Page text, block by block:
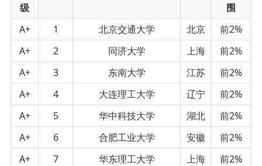
级
围
A+
1 北京交通大学 北京
前2%
A+
2 同济大学 上海
前2%
A+
3 东南大学 江苏
前2%
A+
4 大连理工大学 辽宁
前2%
A+
5 华中科技大学 湖北
前2%
A+
6 合肥工业大学 安徽
前2%
A+
7 华东理工大学 上海
前2%